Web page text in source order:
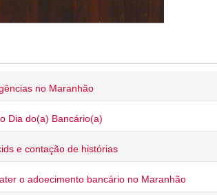
no Maranhão
Dia do(a) Bancário(a)
e contação de histórias
o adoecimento bancário no Maranhão